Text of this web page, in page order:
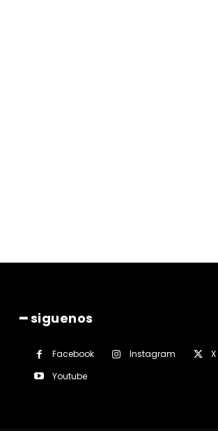
━ siguenos
Facebook Instagram
X
Youtube